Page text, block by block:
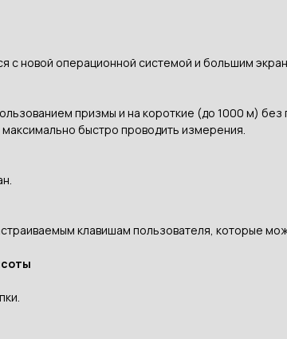
с новой операционной системой и большим
призмы и на короткие (до 1000 м) без
быстро проводить измерения.
клавишам пользователя, которые